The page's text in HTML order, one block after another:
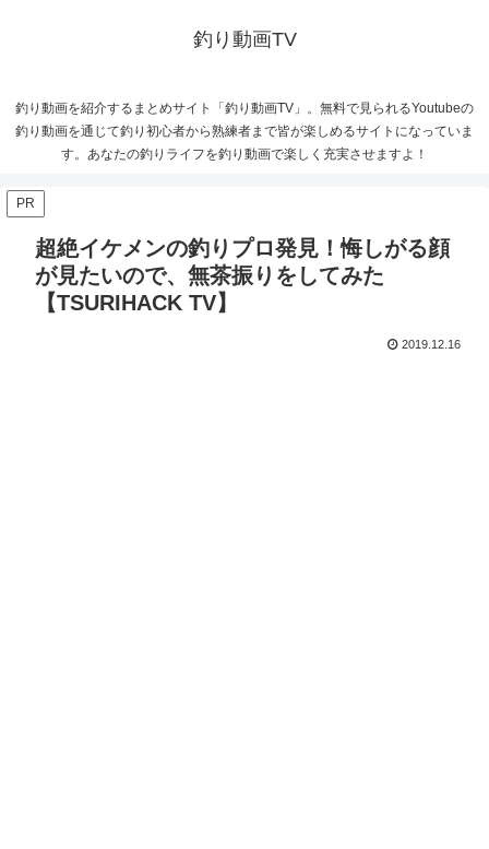
釣り動画TV
釣り動画を紹介するまとめサイト「釣り動画TV」。無料で見られるYoutubeの
釣り動画を通じて釣り初心者から熟練者まで皆が楽しめるサイトになっていま
す。あなたの釣りライフを釣り動画で楽しく充実させますよ！
PR
超絶イケメンの釣りプロ発見！悔しがる顔
が見たいので、無茶振りをしてみた
【TSURIHACK TV】
2019.12.16